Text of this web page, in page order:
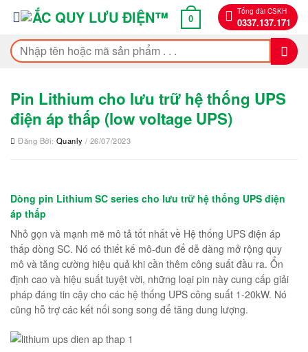
qua
nội
dung
0
Tổng đài CSKH
0337.137.171
Tìm
kiếm:
Pin Lithium cho lưu trữ hệ thống UPS
điện áp thấp (low voltage UPS)
Đăng Bởi: Quanly / 26/07/2023
Dòng pin Lithium SC series cho lưu trữ hệ thống UPS điện
áp thấp
Nhỏ gọn và mạnh mẽ mô tả tốt nhất về Hệ thống UPS điện áp
thấp dòng SC. Nó có thiết kế mô-đun để dễ dàng mở rộng quy
mô và tăng cường hiệu quả khi cần thêm công suất đầu ra. Ổn
định cao và hiệu suất tuyệt vời, những loại pin này cung cấp giải
pháp đáng tin cậy cho các hệ thống UPS công suất 1-20kW. Nó
cũng hỗ trợ các kết nối song song để tăng dung lượng.